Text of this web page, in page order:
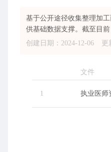
基于公开途径收集整理加
供基础数据支撑。截至目前
创建日期：2024-12-06
更
文件
1 执业医师